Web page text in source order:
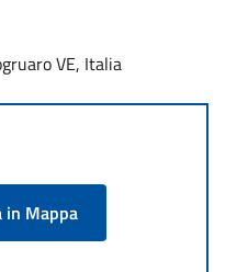
VE, Italia
in Mappa